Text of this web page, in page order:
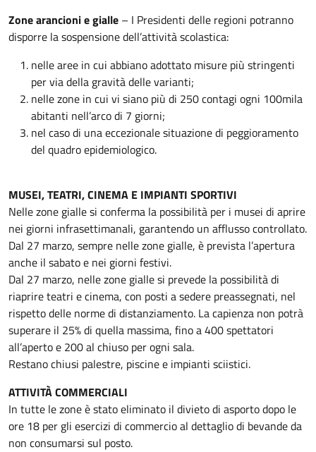
Zone arancioni e gialle – I Presidenti delle regioni potranno
disporre la sospensione dell’attività scolastica:
nelle aree in cui abbiano adottato misure più stringenti
per via della gravità delle varianti;
nelle zone in cui vi siano più di 250 contagi ogni 100mila
abitanti nell’arco di 7 giorni;
nel caso di una eccezionale situazione di peggioramento
del quadro epidemiologico.
MUSEI, TEATRI, CINEMA E IMPIANTI SPORTIVI
Nelle zone gialle si conferma la possibilità per i musei di aprire
nei giorni infrasettimanali, garantendo un afflusso controllato.
Dal 27 marzo, sempre nelle zone gialle, è prevista l’apertura
anche il sabato e nei giorni festivi.
Dal 27 marzo, nelle zone gialle si prevede la possibilità di
riaprire teatri e cinema, con posti a sedere preassegnati, nel
rispetto delle norme di distanziamento. La capienza non potrà
superare il 25% di quella massima, fino a 400 spettatori
all’aperto e 200 al chiuso per ogni sala.
Restano chiusi palestre, piscine e impianti sciistici.
ATTIVITÀ COMMERCIALI
In tutte le zone è stato eliminato il divieto di asporto dopo le
ore 18 per gli esercizi di commercio al dettaglio di bevande da
non consumarsi sul posto.